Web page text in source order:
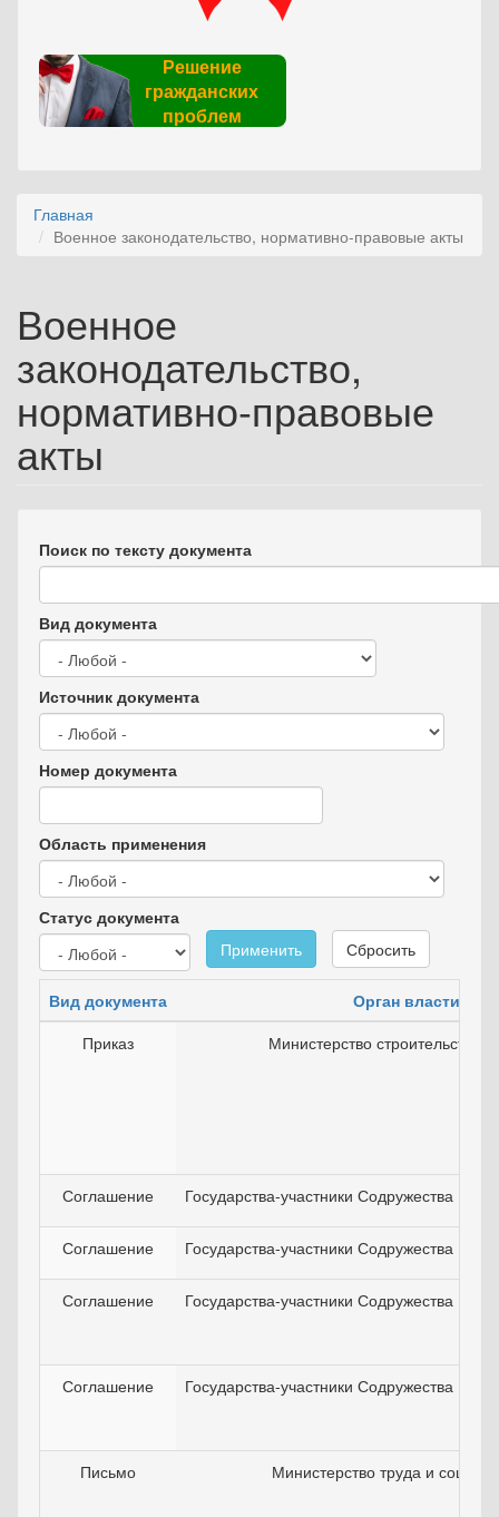
Решение
гражданских
проблем
Главная
Военное законодательство, нормативно-правовые акты
Военное
законодательство,
нормативно-правовые
акты
Поиск по тексту документа
Вид документа
Источник документа
Номер документа
Область применения
Статус документа
Применить
Сбросить
Вид документа
Орган власти
Приказ
Министерство строительства
Соглашение Государства-участники Содружества
Соглашение Государства-участники Содружества
Соглашение Государства-участники Содружества
Соглашение Государства-участники Содружества
Письмо Министерство труда и